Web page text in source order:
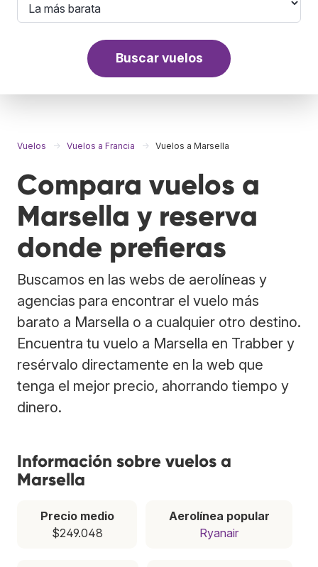
Buscar vuelos
Vuelos Vuelos a Francia Vuelos a Marsella
Compara vuelos a
Marsella y reserva
donde prefieras
Buscamos en las webs de aerolíneas y
agencias para encontrar el vuelo más
barato a Marsella o a cualquier otro destino.
Encuentra tu vuelo a Marsella en Trabber y
resérvalo directamente en la web que
tenga el mejor precio, ahorrando tiempo y
dinero.
Información sobre vuelos a
Marsella
Precio medio
$249.048
Aerolínea popular
Ryanair